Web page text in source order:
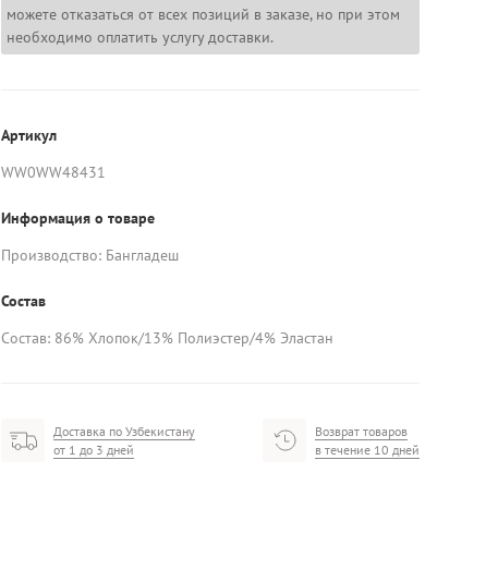
можете отказаться от всех позиций в заказе, но при этом
необходимо оплатить услугу доставки.
Артикул
WW0WW48431
Информация о товаре
Производство: Бангладеш
Состав
Состав: 86% Хлопок/13% Полиэстер/4% Эластан
Доставка по Узбекистану
от 1 до 3 дней
Возврат товаров
в течение 10 дней